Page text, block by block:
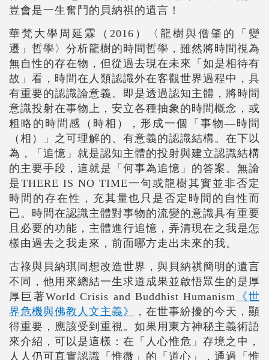
豈會是一生奮鬥的貝納祺的遺言！
華梵大學周延霖（2016）〈龍樹與僧肇的「變
遷」哲學〉分析龍樹的時間哲學，雖然將時間視為
無自性的存在物，但從過去現在未來「如是相待有
故」看，時間在人類認識外在客觀世界過程中，具
有重要的認識論意義。即是透過認知主體，將時間
意識投射在事物上，安立各種抽象的時間概念，或
粗略的時間感（時相），形成一個「事物—時間
（相）」之可理解的、有意義的認識結構。在下以
為，「追憶」就是認知主體的投射與建立認識結構
的主要手段，這就是「何事為追憶」的答案。無論
是THERE IS NO TIME一句或龍樹其實並非否定
時間的存在性，充其量也只是否定時間的自性而
已。時間在認識主體對事物的流變的意識具有重要
且必要的功能，主體進行追憶，弄清現在之我是怎
樣由過去之我走來，前面哪方走出未來的我。
古祿與貝納琪同想改造世界，與貝納祺簡明的遺言
不同，他用來總結一生求道成果並啟悟眾生的是厚
厚巨著World Crisis and Buddhist Humanism
《世
界危機與佛教人文主義》
，在世事紛擾的今天，顯
得重要，應該受到重視。如果用東方神秘主義術語
來介紹，可以是這樣：在「人心惟危」存境之中，
人人仍可真實認識「惟微」的「道心」，通過「惟